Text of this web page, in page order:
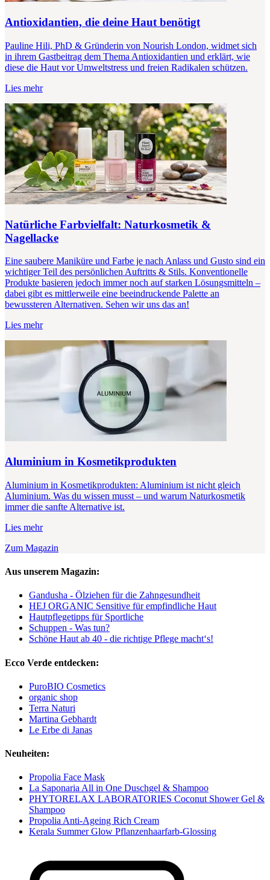
Antioxidantien, die deine Haut benötigt
Pauline Hili, PhD & Gründerin von Nourish London, widmet sich
in ihrem Gastbeitrag dem Thema Antioxidantien und erklärt, wie
diese die Haut vor Umweltstress und freien Radikalen schützen.
Lies mehr
Natürliche Farbvielfalt: Naturkosmetik &
Nagellacke
Eine saubere Maniküre und Farbe je nach Anlass und Gusto sind ein
wichtiger Teil des persönlichen Auftritts & Stils. Konventionelle
Produkte basieren jedoch immer noch auf starken Lösungsmitteln –
dabei gibt es mittlerweile eine beeindruckende Palette an
bewussteren Alternativen. Sehen wir uns das an!
Lies mehr
Aluminium in Kosmetikprodukten
Aluminium in Kosmetikprodukten: Aluminium ist nicht gleich
Aluminium. Was du wissen musst – und warum Naturkosmetik
immer die sanfte Alternative ist.
Lies mehr
Zum Magazin
Aus unserem Magazin:
Gandusha - Ölziehen für die Zahngesundheit
HEJ ORGANIC Sensitive für empfindliche Haut
Hautpflegetipps für Sportliche
Schuppen - Was tun?
Schöne Haut ab 40 - die richtige Pflege macht‘s!
Ecco Verde entdecken:
PuroBIO Cosmetics
organic shop
Terra Naturi
Martina Gebhardt
Le Erbe di Janas
Neuheiten:
Propolia Face Mask
La Saponaria All in One Duschgel & Shampoo
PHYTORELAX LABORATORIES Coconut Shower Gel &
Shampoo
Propolia Anti-Ageing Rich Cream
Kerala Summer Glow Pflanzenhaarfarb-Glossing